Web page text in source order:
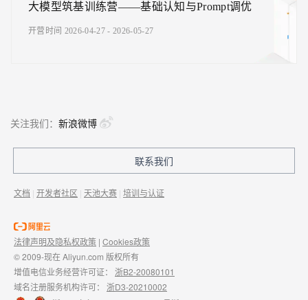
大模型筑基训练营——基础认知与Prompt调优
开营时间 2026-04-27 - 2026-05-27